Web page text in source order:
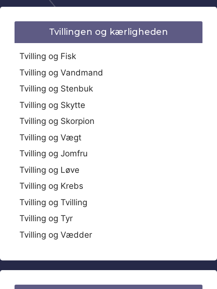
Tvillingen og kærligheden
Tvilling og Fisk
Tvilling og Vandmand
Tvilling og Stenbuk
Tvilling og Skytte
Tvilling og Skorpion
Tvilling og Vægt
Tvilling og Jomfru
Tvilling og Løve
Tvilling og Krebs
Tvilling og Tvilling
Tvilling og Tyr
Tvilling og Vædder